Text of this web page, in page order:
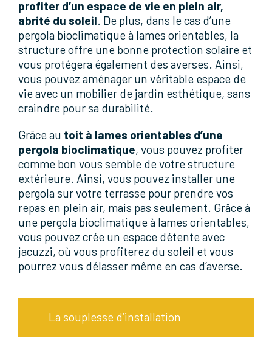
profiter d’un espace de vie en plein air,
abrité du soleil. De plus, dans le cas d’une
pergola bioclimatique à lames orientables, la
structure offre une bonne protection solaire et
vous protégera également des averses. Ainsi,
vous pouvez aménager un véritable espace de
vie avec un mobilier de jardin esthétique, sans
craindre pour sa durabilité.
Grâce au toit à lames orientables d’une
pergola bioclimatique, vous pouvez profiter
comme bon vous semble de votre structure
extérieure. Ainsi, vous pouvez installer une
pergola sur votre terrasse pour prendre vos
repas en plein air, mais pas seulement. Grâce à
une pergola bioclimatique à lames orientables,
vous pouvez crée un espace détente avec
jacuzzi, où vous profiterez du soleil et vous
pourrez vous délasser même en cas d’averse.
La souplesse d’installation